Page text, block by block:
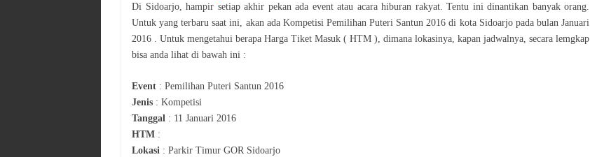
Di Sidoarjo, hampir setiap akhir pekan ada event atau acara hiburan rakyat. Tentu ini dinantikan banyak orang.
Untuk yang terbaru saat ini, akan ada Kompetisi Pemilihan Puteri Santun 2016 di kota Sidoarjopada bulanJanuari
2016
. Untuk mengetahui berapa Harga Tiket Masuk ( HTM ), dimana lokasinya, kapan jadwalnya, secara lemgkap
bisa anda lihat di bawah ini :
Event : Pemilihan Puteri Santun 2016
Jenis : Kompetisi
Tanggal : 11 Januari 2016
HTM :
Lokasi : Parkir Timur GOR Sidoarjo